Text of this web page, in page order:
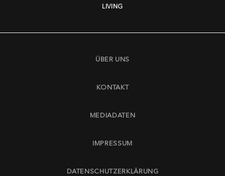
LIVING
ÜBER UNS
KONTAKT
MEDIADATEN
IMPRESSUM
DATENSCHUTZERKLÄRUNG